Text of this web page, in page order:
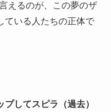
えるのが、この夢のザ
ている人たちの正体で
プしてスピラ（過去）